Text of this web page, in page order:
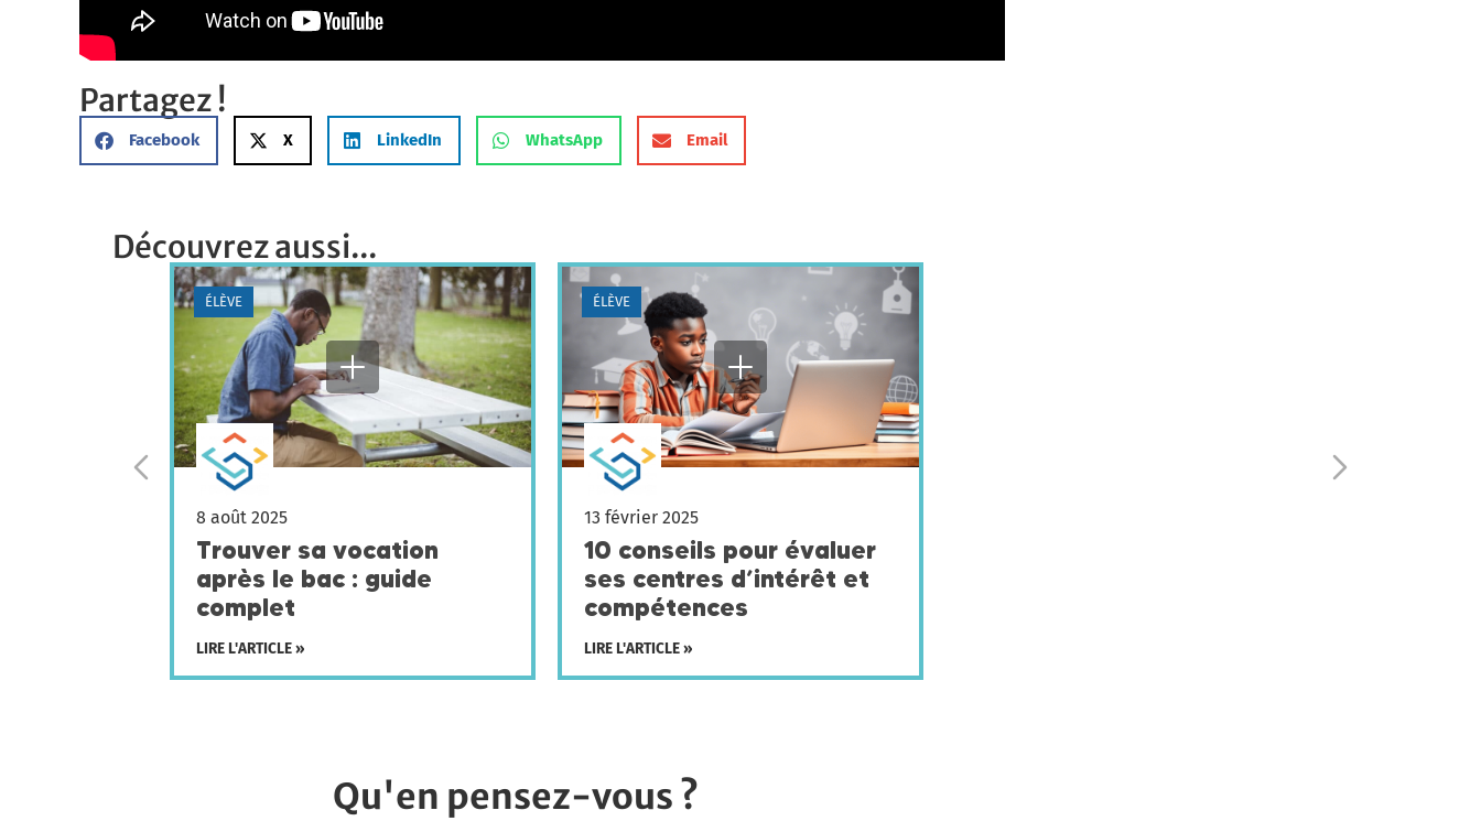
Partagez !
Facebook X LinkedIn WhatsApp Email
Découvrez aussi...
ÉLÈVE
8 août 2025
Trouver sa vocation
après le bac : guide
complet
LIRE L'ARTICLE »
ÉLÈVE
13 février 2025
10 conseils pour évaluer
ses centres d’intérêt et
compétences
LIRE L'ARTICLE »
Qu'en pensez-vous ?